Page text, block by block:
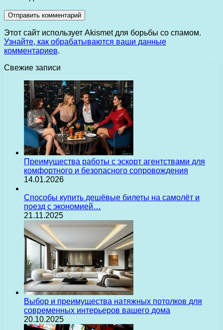
Этот сайт использует Akismet для борьбы со спамом.
Узнайте, как обрабатываются ваши данные
комментариев.
Свежие записи
Преимущества работы с эскорт агентствами для
комфортного и безопасного сопровождения
14.01.2026
Способы купить дешёвые билеты на самолёт и
поезд с экономией…
21.11.2025
Выбор и преимущества натяжных потолков для
современных интерьеров вашего дома
20.10.2025